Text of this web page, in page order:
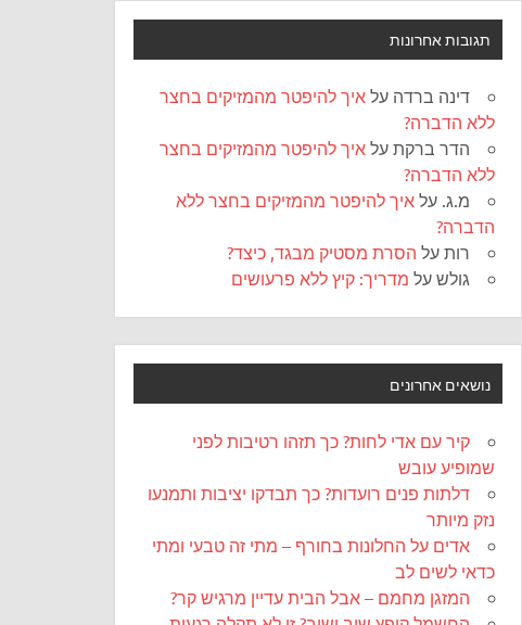
תגובות אחרונות
דינה ברדה על איך להיפטר מהמזיקים בחצר
ללא הדברה?
הדר ברקת על איך להיפטר מהמזיקים בחצר
ללא הדברה?
מ.ג. על איך להיפטר מהמזיקים בחצר ללא
הדברה?
רות על הסרת מסטיק מבגד, כיצד?
גולש על מדריך: קיץ ללא פרעושים
נושאים אחרונים
קיר עם אדי לחות? כך תזהו רטיבות לפני
שמופיע עובש
דלתות פנים רועדות? כך תבדקו יציבות ותמנעו
נזק מיותר
אדים על החלונות בחורף – מתי זה טבעי ומתי
כדאי לשים לב
המזגן מחמם – אבל הבית עדיין מרגיש קר?